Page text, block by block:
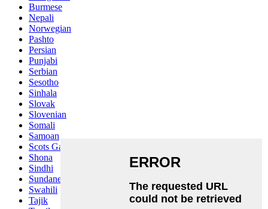
Burmese
Nepali
Norwegian
Pashto
Persian
Punjabi
Serbian
Sesotho
Sinhala
Slovak
Slovenian
Somali
Samoan
Scots Gaelic
Shona
Sindhi
Sundanese
Swahili
Tajik